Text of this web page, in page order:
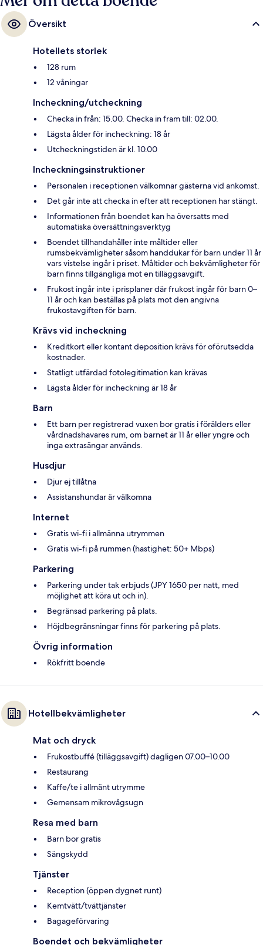
Översikt
Hotellets storlek
128 rum
12 våningar
Incheckning/utcheckning
Checka in från: 15.00. Checka in fram till: 02.00.
Lägsta ålder för incheckning: 18 år
Utcheckningstiden är kl. 10.00
Incheckningsinstruktioner
Personalen i receptionen välkomnar gästerna vid ankomst.
Det går inte att checka in efter att receptionen har stängt.
Informationen från boendet kan ha översatts med
automatiska översättningsverktyg
Boendet tillhandahåller inte måltider eller
rumsbekvämligheter såsom handdukar för barn under 11 år
vars vistelse ingår i priset. Måltider och bekvämligheter för
barn finns tillgängliga mot en tilläggsavgift.
Frukost ingår inte i prisplaner där frukost ingår för barn 0–
11 år och kan beställas på plats mot den angivna
frukostavgiften för barn.
Krävs vid incheckning
Kreditkort eller kontant deposition krävs för oförutsedda
kostnader.
Statligt utfärdad fotolegitimation kan krävas
Lägsta ålder för incheckning är 18 år
Barn
Ett barn per registrerad vuxen bor gratis i förälders eller
vårdnadshavares rum, om barnet är 11 år eller yngre och
inga extrasängar används.
Husdjur
Djur ej tillåtna
Assistanshundar är välkomna
Internet
Gratis wi-fi i allmänna utrymmen
Gratis wi-fi på rummen (hastighet: 50+ Mbps)
Parkering
Parkering under tak erbjuds (JPY 1650 per natt, med
möjlighet att köra ut och in).
Begränsad parkering på plats.
Höjdbegränsningar finns för parkering på plats.
Övrig information
Rökfritt boende
Hotellbekvämligheter
Mat och dryck
Frukostbuffé (tilläggsavgift) dagligen 07.00–10.00
Restaurang
Kaffe/te i allmänt utrymme
Gemensam mikrovågsugn
Resa med barn
Barn bor gratis
Sängskydd
Tjänster
Reception (öppen dygnet runt)
Kemtvätt/tvättjänster
Bagageförvaring
Boendet och bekvämligheter